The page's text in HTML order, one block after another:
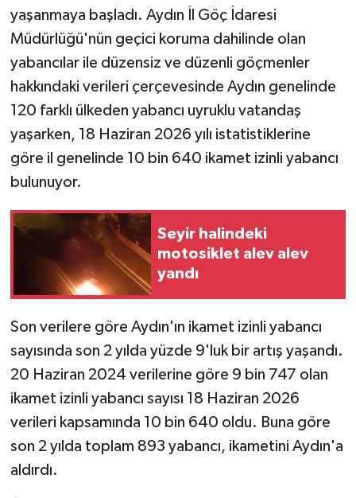
yaşanmaya başladı. Aydın İl Göç İdaresi
Müdürlüğü'nün geçici koruma dahilinde olan
yabancılar ile düzensiz ve düzenli göçmenler
hakkındaki verileri çerçevesinde Aydın genelinde
120 farklı ülkeden yabancı uyruklu vatandaş
yaşarken, 18 Haziran 2026 yılı istatistiklerine
göre il genelinde 10 bin 640 ikamet izinli yabancı
bulunuyor.
Seyir halindeki
motosiklet alev alev
yandı
Son verilere göre Aydın'ın ikamet izinli yabancı
sayısında son 2 yılda yüzde 9'luk bir artış yaşandı.
20 Haziran 2024 verilerine göre 9 bin 747 olan
ikamet izinli yabancı sayısı 18 Haziran 2026
verileri kapsamında 10 bin 640 oldu. Buna göre
son 2 yılda toplam 893 yabancı, ikametini Aydın'a
aldırdı.